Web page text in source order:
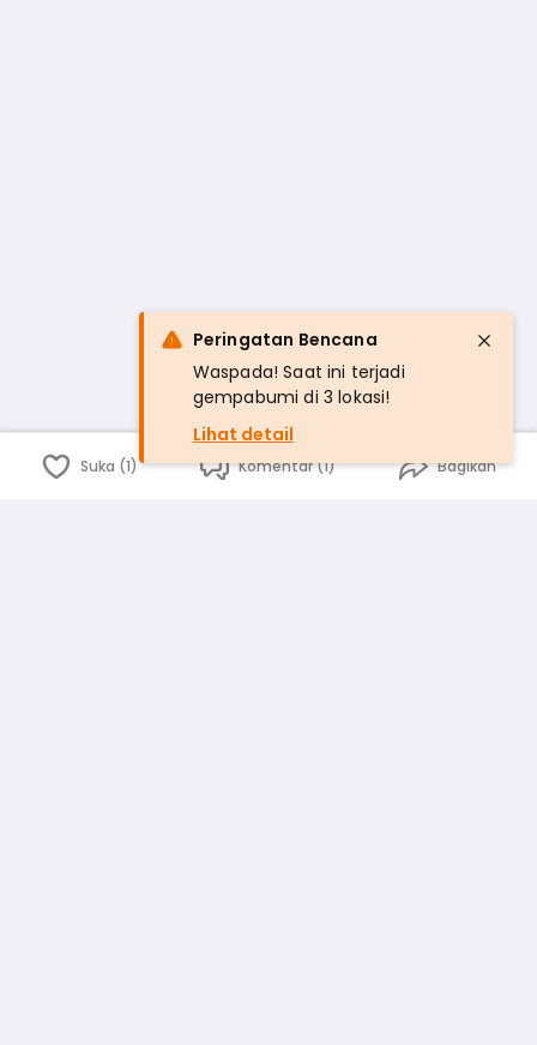
Suka (1) Komentar (1) Bagikan
Peringatan Bencana
Waspada! Saat ini terjadi
gempabumi di 3 lokasi!
Lihat detail